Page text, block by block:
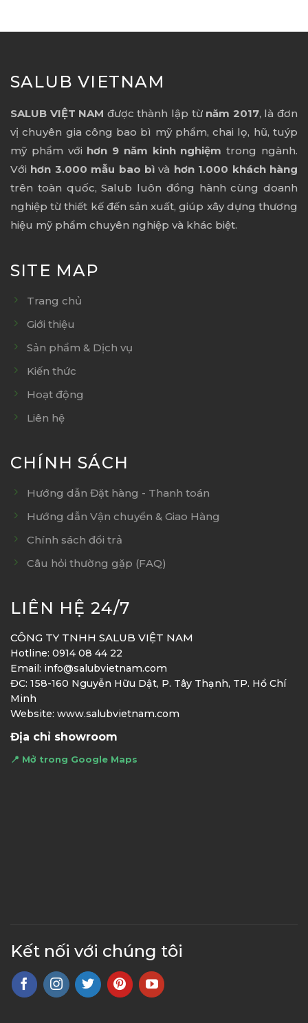
SALUB VIETNAM
SALUB VIỆT NAM được thành lập từ năm 2017, là đơn
vị chuyên gia công bao bì mỹ phẩm, chai lọ, hũ, tuýp
mỹ phẩm với hơn 9 năm kinh nghiệm trong ngành.
Với hơn 3.000 mẫu bao bì và hơn 1.000 khách hàng
trên toàn quốc, Salub luôn đồng hành cùng doanh
nghiệp từ thiết kế đến sản xuất, giúp xây dựng thương
hiệu mỹ phẩm chuyên nghiệp và khác biệt.
SITE MAP
Trang chủ
Giới thiệu
Sản phẩm & Dịch vụ
Kiến thức
Hoạt động
Liên hệ
CHÍNH SÁCH
Hướng dẫn Đặt hàng - Thanh toán
Hướng dẫn Vận chuyển & Giao Hàng
Chính sách đổi trả
Câu hỏi thường gặp (FAQ)
LIÊN HỆ 24/7
CÔNG TY TNHH SALUB VIỆT NAM
Hotline: 0914 08 44 22
Email: info@salubvietnam.com
ĐC: 158-160 Nguyễn Hữu Dật, P. Tây Thạnh, TP. Hồ Chí
Minh
Website: www.salubvietnam.com
Địa chỉ showroom
📍 Mở trong Google Maps
Kết nối với chúng tôi